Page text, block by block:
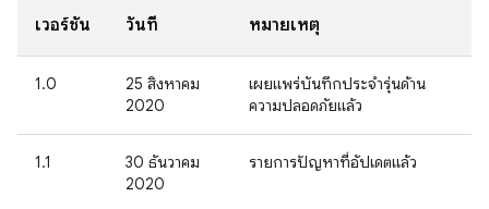
เวอร์ชัน วันที่ หมายเหตุ
1.0
25 สิงหาคม
2020
เผยแพร่บันทึกประจำรุ่นด้าน
ความปลอดภัยแล้ว
1.1
30 ธันวาคม
2020
รายการปัญหาที่อัปเดตแล้ว